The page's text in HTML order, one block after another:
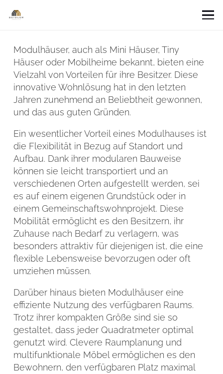
Modulhäuser, auch als Mini Häuser, Tiny
Häuser oder Mobilheime bekannt, bieten eine
Vielzahl von Vorteilen für ihre Besitzer. Diese
innovative Wohnlösung hat in den letzten
Jahren zunehmend an Beliebtheit gewonnen,
und das aus guten Gründen.
Ein wesentlicher Vorteil eines Modulhauses ist
die Flexibilität in Bezug auf Standort und
Aufbau. Dank ihrer modularen Bauweise
können sie leicht transportiert und an
verschiedenen Orten aufgestellt werden, sei
es auf einem eigenen Grundstück oder in
einem Gemeinschaftswohnprojekt. Diese
Mobilität ermöglicht es den Besitzern, ihr
Zuhause nach Bedarf zu verlagern, was
besonders attraktiv für diejenigen ist, die eine
flexible Lebensweise bevorzugen oder oft
umziehen müssen.
Darüber hinaus bieten Modulhäuser eine
effiziente Nutzung des verfügbaren Raums.
Trotz ihrer kompakten Größe sind sie so
gestaltet, dass jeder Quadratmeter optimal
genutzt wird. Clevere Raumplanung und
multifunktionale Möbel ermöglichen es den
Bewohnern, den verfügbaren Platz maximal